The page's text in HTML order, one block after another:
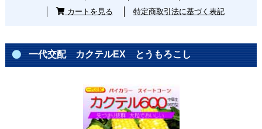
カートを見る
特定商取引法に基づく表記
一代交配 カクテルEX とうもろこし